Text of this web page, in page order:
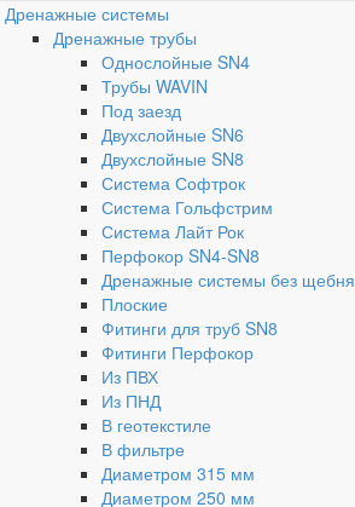
Дренажные системы
Дренажные трубы
Однослойные SN4
Трубы WAVIN
Под заезд
Двухслойные SN6
Двухслойные SN8
Система Софтрок
Система Гольфстрим
Система Лайт Рок
Перфокор SN4-SN8
Дренажные системы без щебня
Плоские
Фитинги для труб SN8
Фитинги Перфокор
Из ПВХ
Из ПНД
В геотекстиле
В фильтре
Диаметром 315 мм
Диаметром 250 мм